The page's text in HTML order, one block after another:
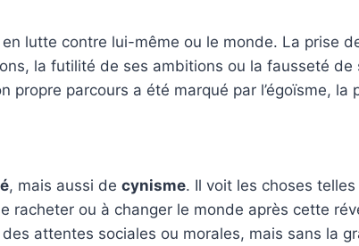
lutte contre lui-même ou le monde. La prise
la futilité de ses ambitions ou la fausseté
propre parcours a été marqué par l’égoïsme, la
, mais aussi de cynisme. Il voit les choses
racheter ou à changer le monde après cette
attentes sociales ou morales, mais sans la